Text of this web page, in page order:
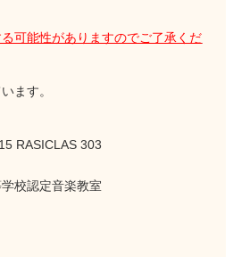
可能性がありますのでご了承くだ
ます。
RASICLAS 303
校認定音楽教室